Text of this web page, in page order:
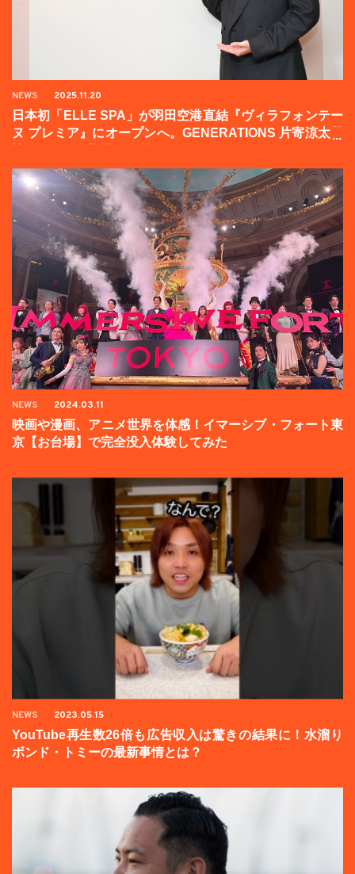
NEWS 2025.11.20
日本初「ELLE SPA」が羽田空港直結『ヴィラフォンテー
ヌ プレミア』にオープンへ。GENERATIONS 片寄涼太登
NEWS 2024.03.11
映画や漫画、アニメ世界を体感！イマーシブ・フォート東
京【お台場】で完全没入体験してみた
NEWS 2023.05.15
YouTube再生数26倍も広告収入は驚きの結果に！水溜り
ボンド・トミーの最新事情とは？